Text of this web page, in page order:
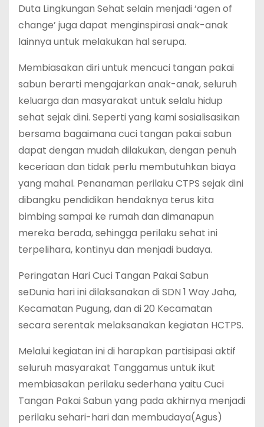
Duta Lingkungan Sehat selain menjadi ‘agen of
change’ juga dapat menginspirasi anak-anak
lainnya untuk melakukan hal serupa.
Membiasakan diri untuk mencuci tangan pakai
sabun berarti mengajarkan anak-anak, seluruh
keluarga dan masyarakat untuk selalu hidup
sehat sejak dini. Seperti yang kami sosialisasikan
bersama bagaimana cuci tangan pakai sabun
dapat dengan mudah dilakukan, dengan penuh
keceriaan dan tidak perlu membutuhkan biaya
yang mahal. Penanaman perilaku CTPS sejak dini
dibangku pendidikan hendaknya terus kita
bimbing sampai ke rumah dan dimanapun
mereka berada, sehingga perilaku sehat ini
terpelihara, kontinyu dan menjadi budaya.
Peringatan Hari Cuci Tangan Pakai Sabun
seDunia hari ini dilaksanakan di SDN 1 Way Jaha,
Kecamatan Pugung, dan di 20 Kecamatan
secara serentak melaksanakan kegiatan HCTPS.
Melalui kegiatan ini di harapkan partisipasi aktif
seluruh masyarakat Tanggamus untuk ikut
membiasakan perilaku sederhana yaitu Cuci
Tangan Pakai Sabun yang pada akhirnya menjadi
perilaku sehari-hari dan membudaya(Agus)